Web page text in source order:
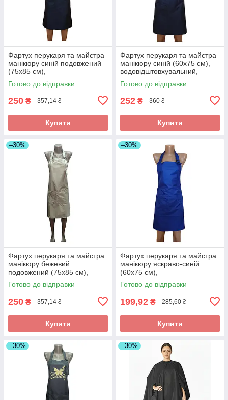
Фартух перукаря та майстра
манікюру синій подовжений
(75х85 см),
водовідштовхувальний,
професійний
Готово до відправки
250 ₴ 357,14 ₴
Купити
Фартух перукаря та майстра
манікюру синій (60х75 см),
водовідштовхувальний,
професійний
Готово до відправки
252 ₴ 360 ₴
Купити
–30%
Фартух перукаря та майстра
манікюру бежевий
подовжений (75х85 см),
водовідштовхувальний, без
принта
Готово до відправки
250 ₴ 357,14 ₴
Купити
–30%
Фартух перукаря та майстра
манікюру яскраво-синій
(60х75 см),
водовідштовхувальний,
професійний
Готово до відправки
199,92 ₴ 285,60 ₴
Купити
–30% –30%